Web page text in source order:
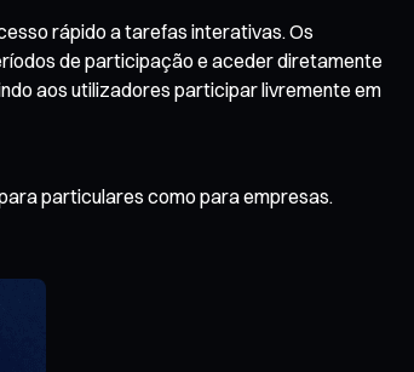
rápido a tarefas interativas. Os
de participação e aceder diretamente
aos utilizadores participar livremente em
particulares como para empresas.